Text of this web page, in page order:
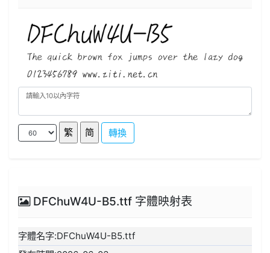
轉換
DFChuW4U-B5.ttf 字體映射表
字體名字:DFChuW4U-B5.ttf